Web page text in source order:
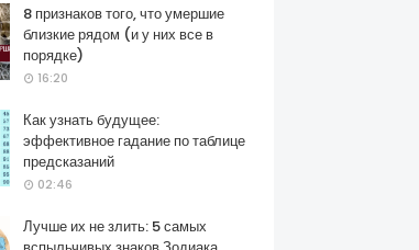
8 признаков того, что умершие
близкие рядом (и у них все в
порядке)
16:20
Как узнать будущее:
эффективное гадание по таблице
предсказаний
02:46
Лучше их не злить: 5 самых